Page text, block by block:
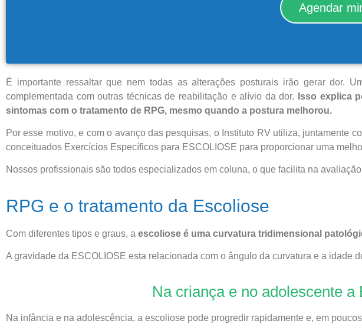
Agendar
É importante ressaltar que nem todas as alterações posturais irão gerar dor.
complementada com outras técnicas de reabilitação e alívio da dor. Isso explica
sintomas com o tratamento de RPG, mesmo quando a postura melhorou.
Por esse motivo, e com o avanço das pesquisas, o Instituto RV utiliza, juntamente
conceituados Exercícios Específicos para ESCOLIOSE para proporcionar uma
Nossos profissionais são todos especializados em coluna, o que facilita na
RPG e o tratamento da Escoliose
Com diferentes tipos e graus, a escoliose é uma curvatura tridimensional
A gravidade da ESCOLIOSE esta relacionada com o ângulo da curvatura e a idade
Na criança e no adolescente
Na infância e na adolescência, a escoliose pode progredir rapidamente e, em